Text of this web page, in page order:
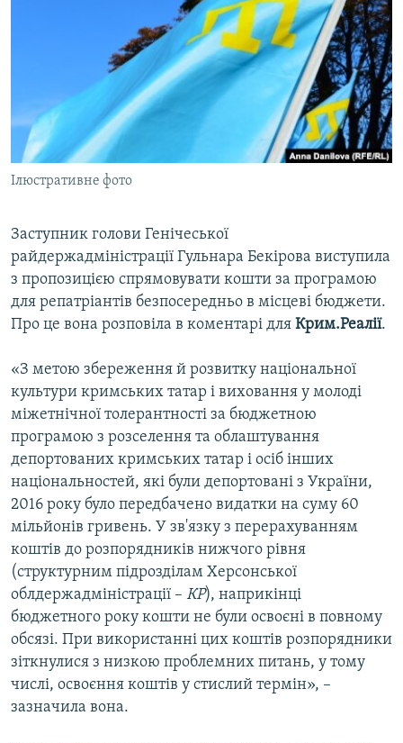
ВІДЕОУРОКИ «ELIFBE»
СВІДЧЕННЯ ОКУПАЦІЇ
УКРАЇНСЬКА ПРОБЛЕМА КРИМУ
ІНФОГРАФІКА
ЯК ОБІЙТИ БЛОКУВАННЯ
Qırımtatar
ДОЛУЧАЙСЯ!
Усі сайти RFE/RL
Ілюстративне фото
Заступник голови Генічеської
райдержадміністрації Гульнара Бекірова виступила
з пропозицією спрямовувати кошти за програмою
для репатріантів безпосередньо в місцеві бюджети.
Про це вона розповіла в коментарі для Крим.Реалії.
«З метою збереження й розвитку національної
культури кримських татар і виховання у молоді
міжетнічної толерантності за бюджетною
програмою з розселення та облаштування
депортованих кримських татар і осіб інших
національностей, які були депортовані з України,
2016 року було передбачено видатки на суму 60
мільйонів гривень. У зв'язку з перерахуванням
коштів до розпорядників нижчого рівня
(структурним підрозділам Херсонської
облдержадміністрації – КР), наприкінці
бюджетного року кошти не були освоєні в повному
обсязі. При використанні цих коштів розпорядники
зіткнулися з низкою проблемних питань, у тому
числі, освоєння коштів у стислий термін», –
зазначила вона.